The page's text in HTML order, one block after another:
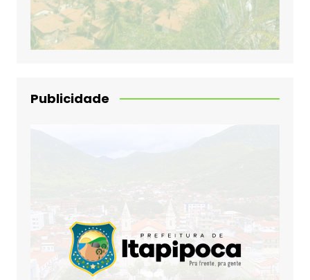
Publicidade